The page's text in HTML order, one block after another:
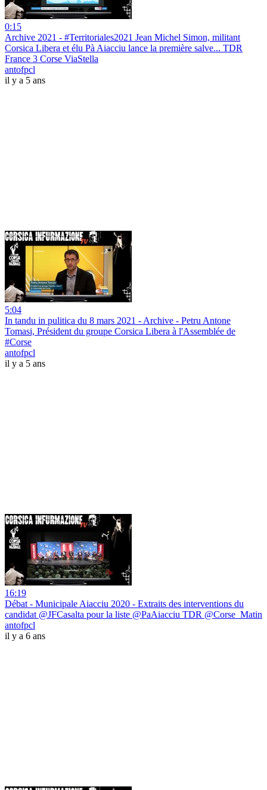
0:15
Archive 2021 - #Territoriales2021 Jean Michel Simon, militant
Corsica Libera et élu Pà Aiacciu lance la première salve... TDR
France 3 Corse ViaStella
antofpcl
il y a 5 ans
5:04
In tandu in pulitica du 8 mars 2021 - Archive - Petru Antone
Tomasi, Président du groupe Corsica Libera à l'Assemblée de
#Corse
antofpcl
il y a 5 ans
16:19
Débat - Municipale Aiacciu 2020 - Extraits des interventions du
candidat @JFCasalta pour la liste @PaAiacciu TDR @Corse_Matin
antofpcl
il y a 6 ans